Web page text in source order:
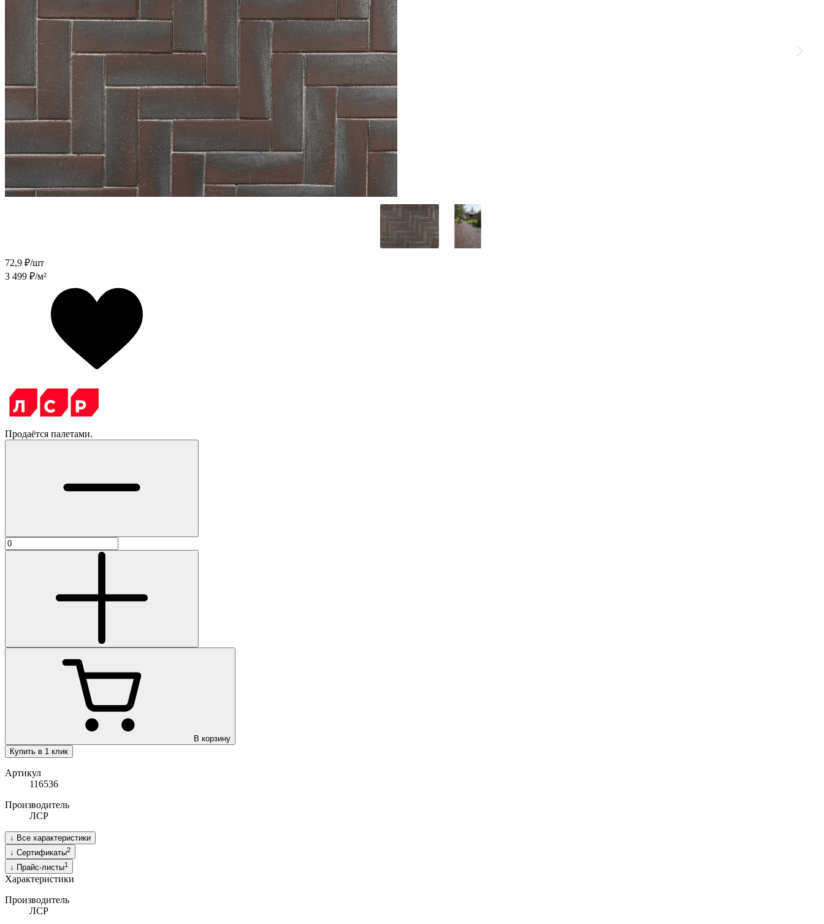
72,9 ₽/шт
3 499 ₽/м²
Продаётся палетами.
В корзину
Купить в 1 клик
Артикул
116536
Производитель
ЛСР
↓ Все характеристики
↓ Сертификаты2
↓ Прайс-листы1
Характеристики
Производитель
ЛСР